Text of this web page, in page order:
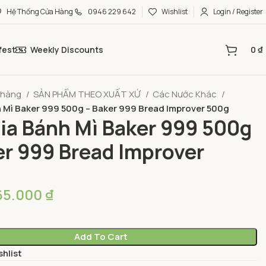
Hệ Thống Cửa Hàng 0946 229 642 Wishlist Login / Register
Weekly Discounts 0 ₫
SẢN PHẨM THEO XUẤT XỨ
Các Nước Khác
Mì Baker 999 500g – Baker 999 Bread Improver 500g
Bánh Mì Baker 999 500g
999 Bread Improver
₫
Add To Cart